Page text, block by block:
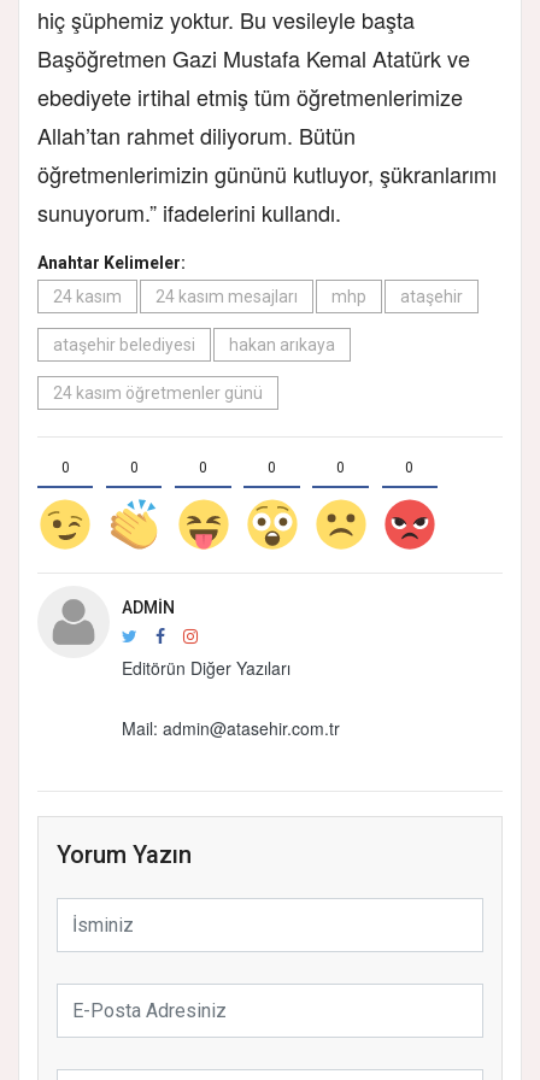
hiç şüphemiz yoktur. Bu vesileyle başta
Başöğretmen Gazi Mustafa Kemal Atatürk ve
ebediyete irtihal etmiş tüm öğretmenlerimize
Allah’tan rahmet diliyorum. Bütün
öğretmenlerimizin gününü kutluyor, şükranlarımı
sunuyorum.” ifadelerini kullandı.
Anahtar Kelimeler:
24 kasım
24 kasım mesajları mhp ataşehir
ataşehir belediyesi hakan arıkaya
24 kasım öğretmenler günü
0 0 0 0 0 0
ADMIN
Editörün Diğer Yazıları
Mail: admin@atasehir.com.tr
Yorum Yazın